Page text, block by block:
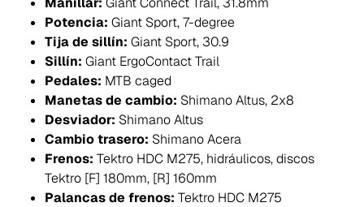
Potencia: Giant Sport, 7-degree
Tija de sillín: Giant Sport, 30.9
Sillín: Giant ErgoContact Trail
Pedales: MTB caged
Manetas de cambio: Shimano Altus, 2x8
Desviador: Shimano Altus
Cambio trasero: Shimano Acera
Frenos: Tektro HDC M275, hidráulicos, discos
Tektro [F] 180mm, [R] 160mm
Palancas de frenos: Tektro HDC M275